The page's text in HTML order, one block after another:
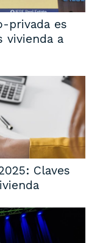
privada es
vivienda a
Claves